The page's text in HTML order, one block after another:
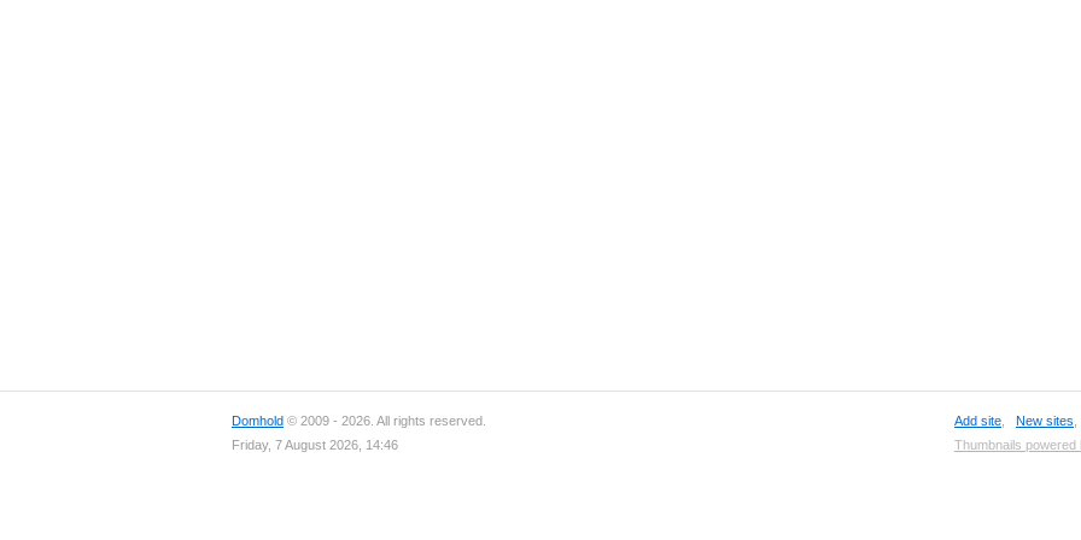
Domhold © 2009 - 2026. All rights reserved.
Friday, 7 August 2026, 14:46
Add site New sites
Thumbnails powered